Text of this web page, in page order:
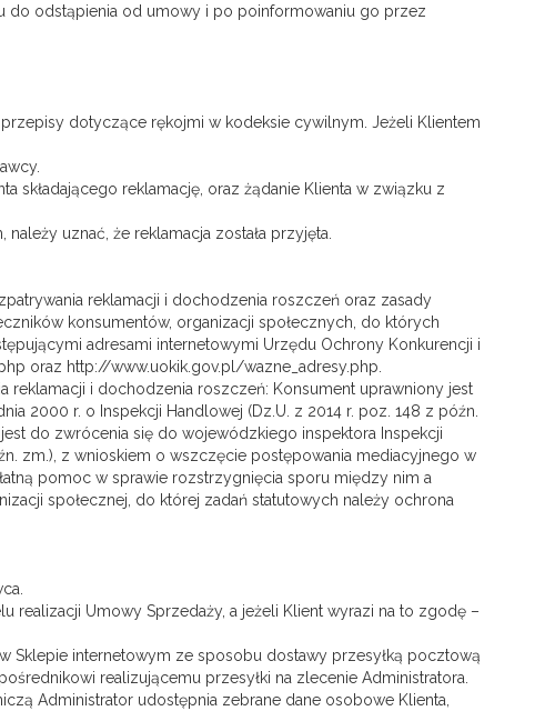
do odstąpienia od umowy i po poinformowaniu go przez
dotyczące rękojmi w kodeksie cywilnym. Jeżeli Klientem
składającego reklamację, oraz żądanie Klienta w związku z
uznać, że reklamacja została przyjęta.
reklamacji i dochodzenia roszczeń oraz zasady
konsumentów, organizacji społecznych, do których
adresami internetowymi Urzędu Ochrony Konkurencji i
oraz http://www.uokik.gov.pl/wazne_adresy.php.
i dochodzenia roszczeń: Konsument uprawniony jest
2000 r. o Inspekcji Handlowej (Dz.U. z 2014 r. poz. 148 z późn.
do zwrócenia się do wojewódzkiego inspektora Inspekcji
zm.), z wnioskiem o wszczęcie postępowania mediacyjnego w
pomoc w sprawie rozstrzygnięcia sporu między nim a
społecznej, do której zadań statutowych należy ochrona
realizacji Umowy Sprzedaży, a jeżeli Klient wyrazi na to zgodę –
internetowym ze sposobu dostawy przesyłką pocztową
realizującemu przesyłki na zlecenie Administratora.
Administrator udostępnia zebrane dane osobowe Klienta,